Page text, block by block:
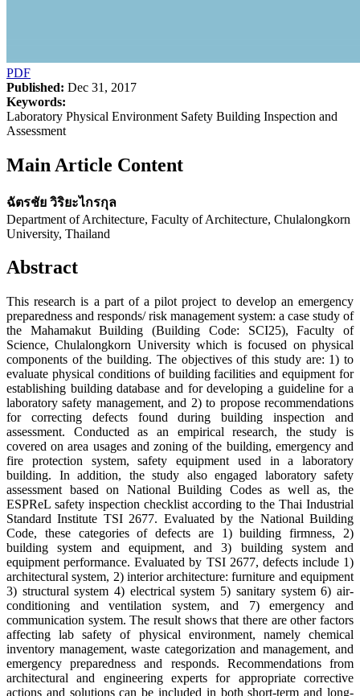
PDF
Published: Dec 31, 2017
Keywords:
Laboratory Physical Environment Safety Building Inspection and
Assessment
Main Article Content
ฉัตรชัย วิริยะไกรกุล
Department of Architecture, Faculty of Architecture, Chulalongkorn
University, Thailand
Abstract
This research is a part of a pilot project to develop an emergency
preparedness and responds/ risk management system: a case study of
the Mahamakut Building (Building Code: SCI25), Faculty of
Science, Chulalongkorn University which is focused on physical
components of the building. The objectives of this study are: 1) to
evaluate physical conditions of building facilities and equipment for
establishing building database and for developing a guideline for a
laboratory safety management, and 2) to propose recommendations
for correcting defects found during building inspection and
assessment. Conducted as an empirical research, the study is
covered on area usages and zoning of the building, emergency and
fire protection system, safety equipment used in a laboratory
building. In addition, the study also engaged laboratory safety
assessment based on National Building Codes as well as, the
ESPReL safety inspection checklist according to the Thai Industrial
Standard Institute TSI 2677. Evaluated by the National Building
Code, these categories of defects are 1) building firmness, 2)
building system and equipment, and 3) building system and
equipment performance. Evaluated by TSI 2677, defects include 1)
architectural system, 2) interior architecture: furniture and equipment
3) structural system 4) electrical system 5) sanitary system 6) air-
conditioning and ventilation system, and 7) emergency and
communication system. The result shows that there are other factors
affecting lab safety of physical environment, namely chemical
inventory management, waste categorization and management, and
emergency preparedness and responds. Recommendations from
architectural and engineering experts for appropriate corrective
actions and solutions can be included in both short-term and long-